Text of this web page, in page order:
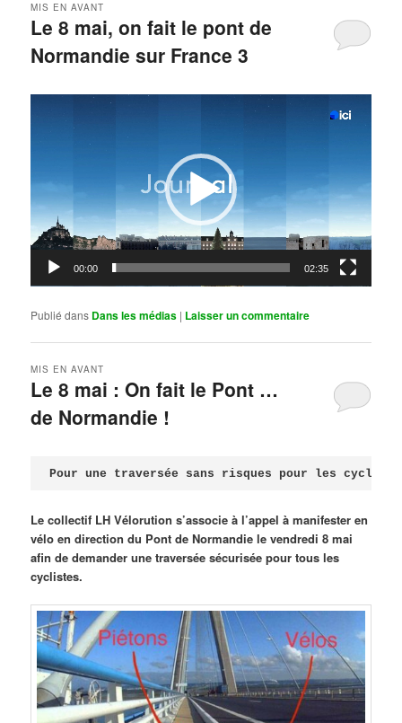
Le 8 mai, on fait le pont de
Normandie sur France 3
MIS EN AVANT
00:00 02:35
Publié dans Dans les médias | Laisser un commentaire
Le 8 mai : On fait le Pont …
de Normandie !
MIS EN AVANT
Pour une traversée sans risques pour les
Le collectif LH Vélorution s’associe à l’appel à manifester en
vélo en direction du Pont de Normandie le vendredi 8 mai
afin de demander une traversée sécurisée pour tous les
cyclistes.